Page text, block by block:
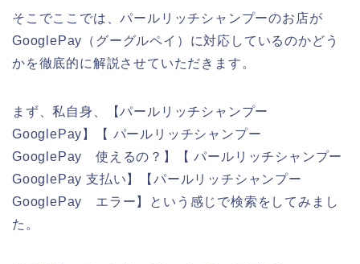
そこでここでは、パールリッチシャンプーのお店が
GooglePay（グーグルペイ）に対応しているのかどう
かを徹底的に解説させていただきます。
まず、私自身、【パールリッチシャンプー
GooglePay】【 パールリッチシャンプー
GooglePay 使えるの？】【 パールリッチシャンプー
GooglePay 支払い】【パールリッチシャンプー
GooglePay エラー】という感じで検索をしてみまし
た。